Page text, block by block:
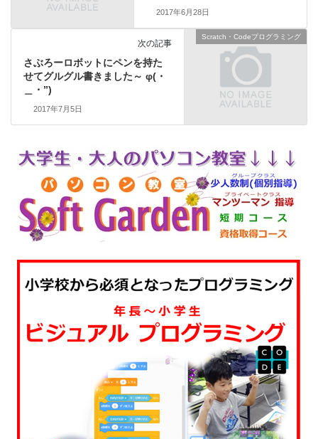
2017年6月28日
Scratch・Codeプログラミング
次の記事
さぶろーロボットにペンを持た
せてグルグル書きました～ φ(・
＿・”)
2017年7月5日